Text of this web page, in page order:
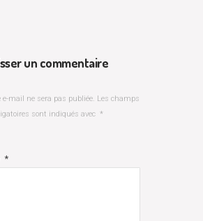
un commentaire
e-mail ne sera pas publiée. Les champs
sont indiqués avec *
*